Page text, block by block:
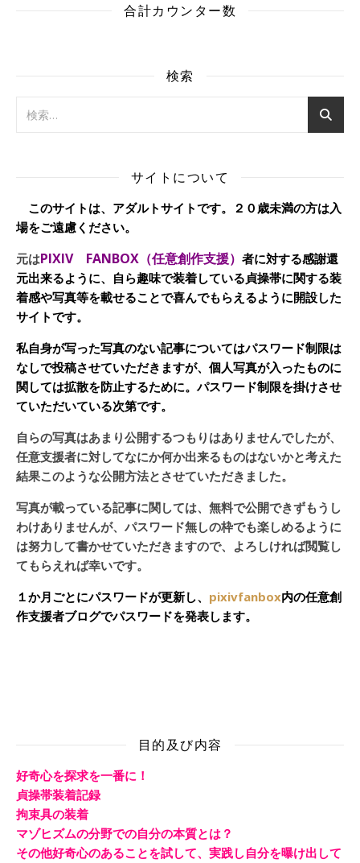
合計カウンター数
検索
サイトについて
このサイトは、アダルトサイトです。２０歳未満の方は入
場をご遠慮ください。
元はPIXIV FANBOX（任意創作支援） 者に対する感謝還
元出来るように、自ら趣味で装着している貞操帯に関する装
着感や写真等を載せることで喜んでもらえるように開設した
サイトです。
私自身が写った写真のない記事についてはパスワード制限は
なしで投稿させていただきますが、個人写真が入ったものに
関しては拡散を防止するために。パスワード制限を掛けさせ
ていただいている次第です。
自らの写真はあまり公開するつもりはありませんでしたが、
任意支援者に対してなにか何か出来るものはないかと考えた
結果このような公開方法とさせていただきました。
写真が載っている記事に関しては、無料で公開できずもうし
わけありませんが、パスワード無しの枠でも楽しめるように
は努力して書かせていただきますので、よろしければ閲覧し
てもらえれば幸いです。
１か月ごとにパスワードが更新し、 pixivfanbox内の任意創
作支援者ブログでパスワードを発表します。
目的及び内容
好奇心を探求を一番に！
貞操帯装着記録
拘束具の装着
マゾヒズムの分野での自分の本質とは？
その他好奇心のあることを試して、実践し自分を曝け出して